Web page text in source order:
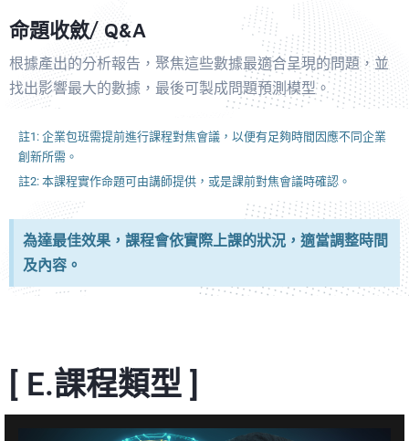
命題收斂/ Q&A
根據產出的分析報告，聚焦這些數據最適合呈現的問題，並
找出影響最大的數據，最後可製成問題預測模型。
註1: 企業包班需提前進行課程對焦會議，以便有足夠時間因應不同企業
創新所需。
註2: 本課程實作命題可由講師提供，或是課前對焦會議時確認。
為達最佳效果，課程會依實際上課的狀況，適當調整時間
及內容。
[ E.課程類型 ]